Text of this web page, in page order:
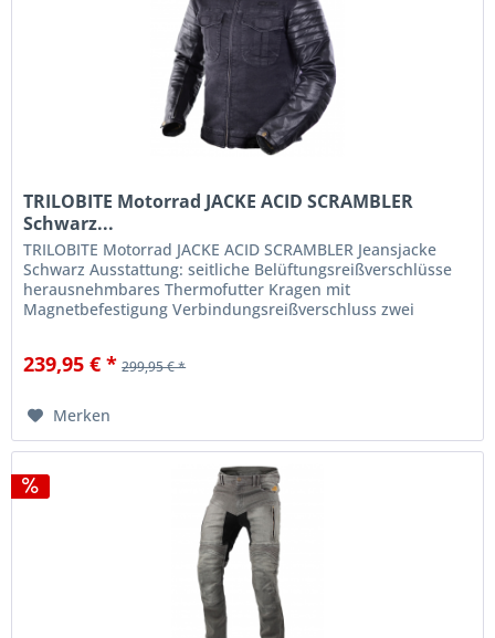
TRILOBITE Motorrad JACKE ACID SCRAMBLER
Schwarz...
TRILOBITE Motorrad JACKE ACID SCRAMBLER Jeansjacke
Schwarz Ausstattung: seitliche Belüftungsreißverschlüsse
herausnehmbares Thermofutter Kragen mit
Magnetbefestigung Verbindungsreißverschluss zwei
239,95 € * 299,95 € *
Merken